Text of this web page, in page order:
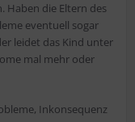
Haben die Eltern des
eventuell sogar
leidet das Kind unter
mal mehr oder
Inkonsequenz